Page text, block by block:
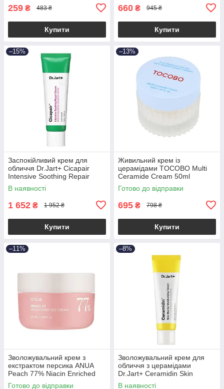
259 ₴ 483 ₴
Купити
660 ₴ 945 ₴
Купити
–15%
Заспокійливий крем для
обличчя Dr.Jart+ Cicapair
Intensive Soothing Repair
Cream 50ml
В наявності
1 652 ₴ 1 952 ₴
Купити
–13%
Живильний крем із
церамідами TOCOBO Multi
Ceramide Cream 50ml
Готово до відправки
695 ₴ 798 ₴
Купити
–11%
Зволожувальний крем з
екстрактом персика ANUA
Peach 77% Niacin Enriched
Cream 50ml
Готово до відправки
–8%
Зволожувальний крем для
обличчя з церамідами
Dr.Jart+ Ceramidin Skin
Barrier Moisturizing Cream
В наявності